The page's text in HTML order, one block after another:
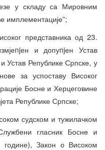
у складу са Мировним
имплементације”;
представника од 23.
и допуnjен Устав
Устав Републике Српске, у
за успоставу Високог
Босне и Херцеговине
Републике Српске;
судском и тужилачком
гласник Босне и
године), Закон о Високом